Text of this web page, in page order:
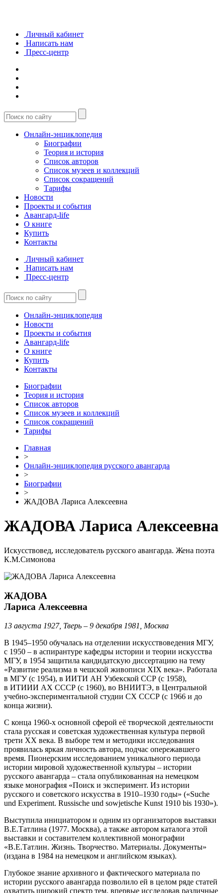
Личный кабинет
Написать нам
Пресс-центр
Онлайн-энциклопедия
Биографии
Теория и история
Список авторов
Список музеев и коллекций
Список сокращений
Тарифы
Новости
Проекты и события
Авангард-life
О книге
Купить
Контакты
Личный кабинет
Написать нам
Пресс-центр
Онлайн-энциклопедия
Новости
Проекты и события
Авангард-life
О книге
Купить
Контакты
Биографии
Теория и история
Список авторов
Список музеев и коллекций
Список сокращений
Тарифы
Главная
>
Онлайн-энциклопедия русского авангарда
>
Биографии
>
ЖАДОВА Лариса Алексеевна
ЖАДОВА Лариса Алексеевна
Искусствовед, исследователь русского авангарда. Жена поэта
К.М.Симонова
ЖАДОВА
Лариса Алексеевна
13 августа 1927, Тверь – 9 декабря 1981, Москва
В 1945–1950 обучалась на отделении искусствоведения МГУ,
с 1950 – в аспирантуре кафедры истории и теории искусства
МГУ, в 1954 защитила кандидатскую диссертацию на тему
«Развитие реализма в чешской живописи XIX века». Работала
в МГУ (с 1954), в ИИТИ АН Узбекской ССР (с 1958),
в ИТИИИ АХ СССР (с 1960), во ­ВНИИТЭ, в Центральной
учебно-экспериментальной студии СХ СССР (с 1966 и до
конца жизни).
С конца 1960-х основной сферой её творческой деятельности
стала русская и советская художественная культура первой
трети ХХ века. В выборе тем и методики исследования
проявилась яркая личность автора, подчас опережавшего
время. Пионерским исследованием уникального периода
истории мировой художественной культуры – истории
русского авангарда – стала опубликованная на немецком
языке монография «Поиск и эксперимент. Из истории
русского и советского искусства в 1910–1930 годы» («Suche
und Experiment. Russische und sowjetische Kunst 1910 bis 1930»).
Выступила инициатором и одним из организаторов выставки
В.Е.Татлина (1977. Москва), а также автором каталога этой
выставки и составителем коллективной монографии
«В.Е.Татлин. Жизнь. Творчество. Материалы. Документы»
(издана в 1984 на немецком и английском языках).
Глубокое знание архивного и фактического материала по
истории русского авангарда позволило ей в целом ряде статей
охватить широкий спектр тем, впервые исследовав различные